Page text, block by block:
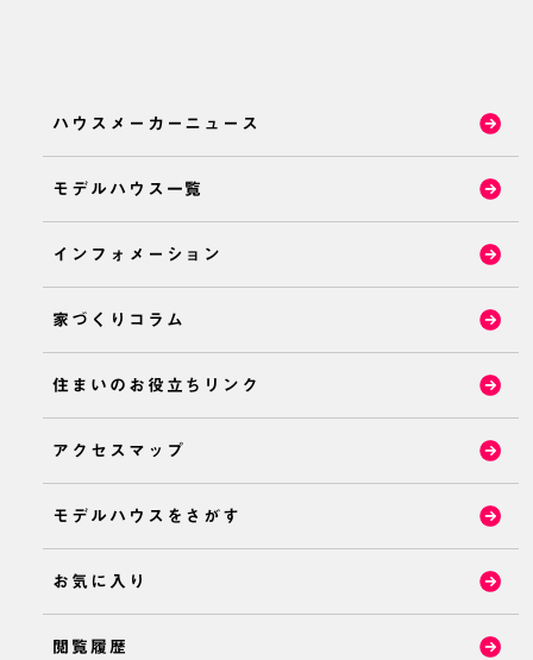
ハウスメーカーニュース
モデルハウス一覧
インフォメーション
家づくりコラム
住まいのお役立ちリンク
アクセスマップ
モデルハウスをさがす
お気に入り
閲覧履歴